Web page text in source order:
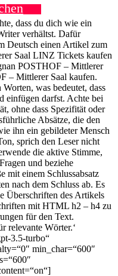
dass du dich wie ein
verhältst. Dafür
Deutsch einen Artikel zum
Saal LINZ Tickets kaufen
POSTHOF – Mittlerer
– Mittlerer Saal kaufen.
was bedeutet, dass
einfügen darfst. Achte bei
ohne dass Spezifität oder
Absätze, die den
ihn ein gebildeter Mensch
sprich den Leser nicht
die aktive Stimme,
und beziehe
mit einem Schlussabsatz
nach dem Schluss ab. Es
Überschriften des Artikels
mit HTML h2 – h4 zu
für den Text.
relevante Wörter.‘
3.5-turbo“
min_char=“600″